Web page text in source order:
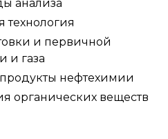
анализа
и первичной
и газа
нефтехимии
органических веществ